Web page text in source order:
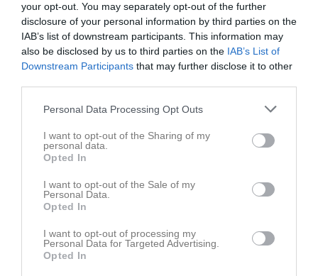
your opt-out. You may separately opt-out of the further
disclosure of your personal information by third parties on the
IAB’s list of downstream participants. This information may
also be disclosed by us to third parties on the IAB’s List of
Downstream Participants that may further disclose it to other
Personal Data Processing Opt Outs
I want to opt-out of the Sharing of my
personal data.
Opted In
I want to opt-out of the Sale of my
Personal Data.
Opted In
I want to opt-out of processing my
Personal Data for Targeted Advertising.
Opted In
På gång
11 aug, 18:30
15 aug, 08:00